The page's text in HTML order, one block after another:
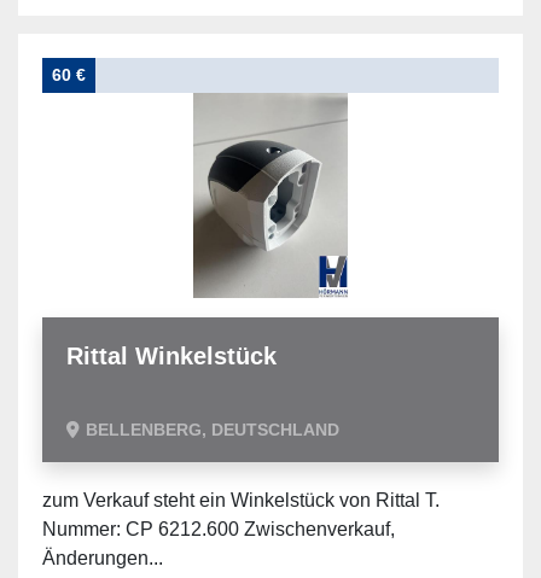
60 €
Rittal Winkelstück
BELLENBERG, DEUTSCHLAND
zum Verkauf steht ein Winkelstück von Rittal T.
Nummer: CP 6212.600 Zwischenverkauf,
Änderungen...